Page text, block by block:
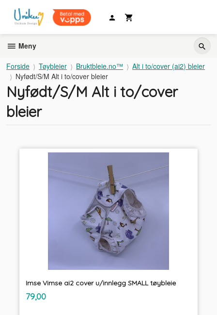
innholdet
Meny
Forside Tøybleier Bruktbleie.no™
Alt i to/cover (ai2) bleier
Nyfødt/S/M Alt i to/cover bleier
Nyfødt/S/M Alt i to/cover
bleier
Imse Vimse ai2 cover u/innlegg SMALL tøybleie
Pris
79,00mva.